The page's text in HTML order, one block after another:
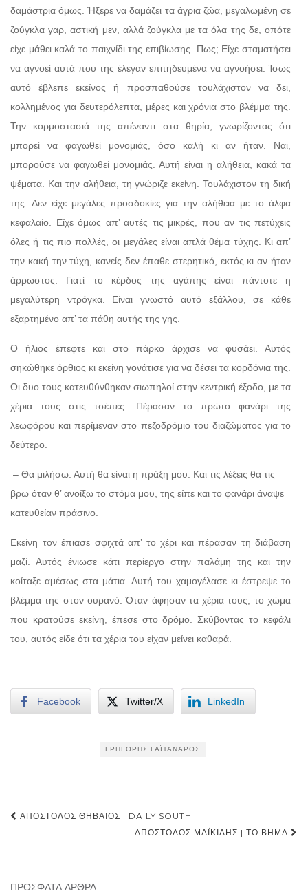
δαμάστρια όμως. Ήξερε να δαμάζει τα άγρια ζώα, μεγαλωμένη σε
ζούγκλα γαρ, αστική μεν, αλλά ζούγκλα με τα όλα της δε, οπότε
είχε μάθει καλά το παιχνίδι της επιβίωσης. Πως; Είχε σταματήσει
να αγνοεί αυτά που της έλεγαν επιτηδευμένα να αγνοήσει. Ίσως
αυτό έβλεπε εκείνος ή προσπαθούσε τουλάχιστον να δει,
κολλημένος για δευτερόλεπτα, μέρες και χρόνια στο βλέμμα της.
Την κορμοστασιά της απέναντι στα θηρία, γνωρίζοντας ότι
μπορεί να φαγωθεί μονομιάς, όσο καλή κι αν ήταν. Ναι,
μπορούσε να φαγωθεί μονομιάς. Αυτή είναι η αλήθεια, κακά τα
ψέματα. Και την αλήθεια, τη γνώριζε εκείνη. Τουλάχιστον τη δική
της. Δεν είχε μεγάλες προσδοκίες για την αλήθεια με το άλφα
κεφαλαίο. Είχε όμως απ’ αυτές τις μικρές, που αν τις πετύχεις
όλες ή τις πιο πολλές, οι μεγάλες είναι απλά θέμα τύχης. Κι απ’
την κακή την τύχη, κανείς δεν έπαθε στερητικό, εκτός κι αν ήταν
άρρωστος. Γιατί το κέρδος της αγάπης είναι πάντοτε η
μεγαλύτερη ντρόγκα. Είναι γνωστό αυτό εξάλλου, σε κάθε
εξαρτημένο απ’ τα πάθη αυτής της γης.
Ο ήλιος έπεφτε και στο πάρκο άρχισε να φυσάει. Αυτός
σηκώθηκε όρθιος κι εκείνη γονάτισε για να δέσει τα κορδόνια της.
Οι δυο τους κατευθύνθηκαν σιωπηλοί στην κεντρική έξοδο, με τα
χέρια τους στις τσέπες. Πέρασαν το πρώτο φανάρι της
λεωφόρου και περίμεναν στο πεζοδρόμιο του διαζώματος για το
δεύτερο.
– Θα μιλήσω. Αυτή θα είναι η πράξη μου. Και τις λέξεις θα τις
βρω όταν θ’ ανοίξω το στόμα μου, της είπε και το φανάρι άναψε
κατευθείαν πράσινο.
Εκείνη τον έπιασε σφιχτά απ’ το χέρι και πέρασαν τη διάβαση
μαζί. Αυτός ένιωσε κάτι περίεργο στην παλάμη της και την
κοίταξε αμέσως στα μάτια. Αυτή του χαμογέλασε κι έστρεψε το
βλέμμα της στον ουρανό. Όταν άφησαν τα χέρια τους, το χώμα
που κρατούσε εκείνη, έπεσε στο δρόμο. Σκύβοντας το κεφάλι
του, αυτός είδε ότι τα χέρια του είχαν μείνει καθαρά.
Facebook Twitter/X LinkedIn
ΓΡΗΓΌΡΗΣ ΓΑΪΤΑΝΆΡΟΣ
Post
ΑΠΌΣΤΟΛΟΣ ΘΗΒΑΊΟΣ | DAILY SOUTH
ΑΠΌΣΤΟΛΟΣ ΜΑΪΚΊΔΗΣ | ΤΟ ΒΉΜΑ
ΠΡΌΣΦΑΤΑ ΆΡΘΡΑ